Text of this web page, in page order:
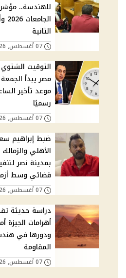
للهندسة..
الثانية
07 أغسطس, 2026 09:57 م
رسميًا
07 أغسطس, 2026 09:55 م
ضبط إبراهيم
الأهلي
بمدينة نصر
قضائي وسط
07 أغسطس, 2026 09:40 م
دراسة حديثة
أهرامات الجيزة
ودورها في
المقاومة
07 أغسطس, 2026 09:16 م